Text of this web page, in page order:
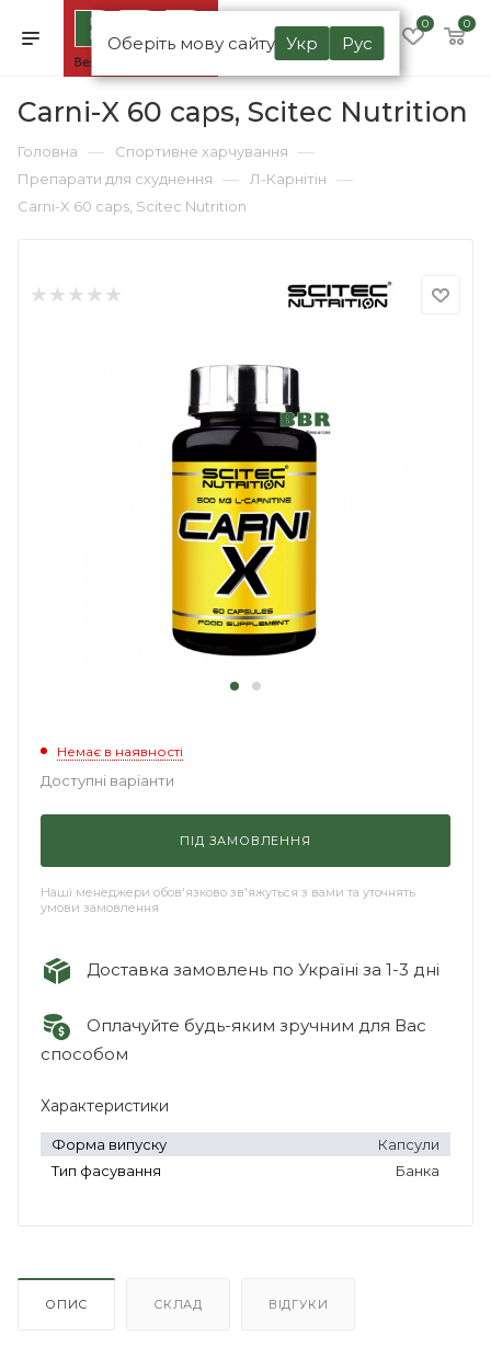
Оберіть мову сайту Укр Рус
0 0
Carni-X 60 caps, Scitec Nutrition
Головна — Спортивне харчування —
Препарати для схуднення — Л-Карнітін —
Carni-X 60 caps, Scitec Nutrition
Немає в наявності
Доступні варіанти
ПІД ЗАМОВЛЕННЯ
Наші менеджери обов'язково зв'яжуться з вами та уточнять
умови замовлення
Доставка замовлень по Україні за 1-3 дні
Оплачуйте будь-яким зручним для Вас
способом
Характеристики
Форма випуску
Капсули
Тип фасування
Банка
ОПИС СКЛАД ВІДГУКИ